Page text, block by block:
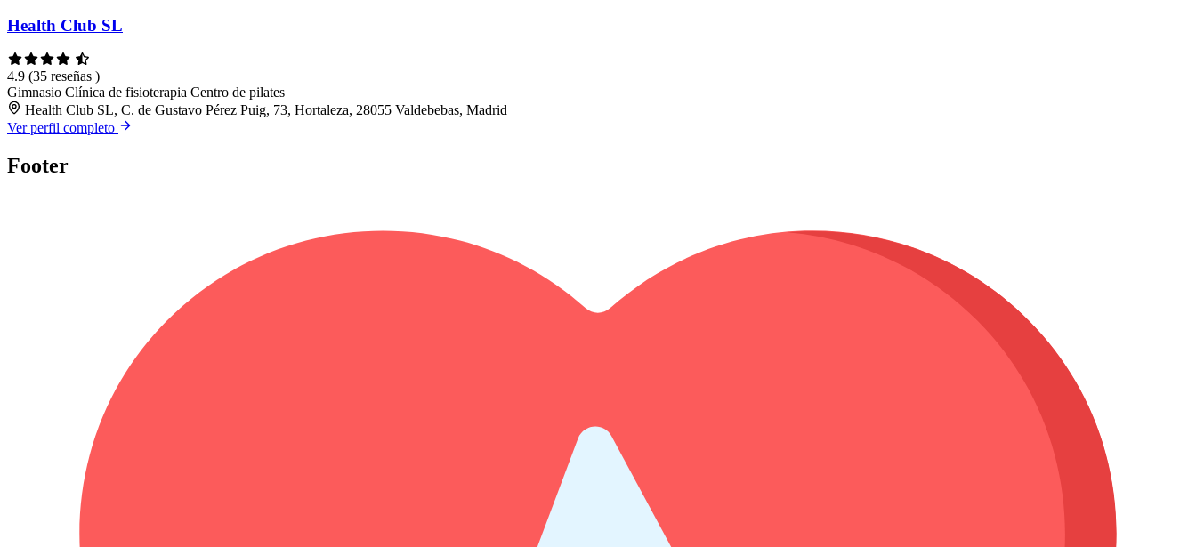
Health Club SL
4.9 (35 reseñas )
Gimnasio Clínica de fisioterapia Centro de pilates
Health Club SL, C. de Gustavo Pérez Puig, 73, Hortaleza, 28055 Valdebebas, Madrid
Ver perfil completo
Footer